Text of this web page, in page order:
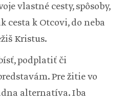
vlastné cesty, spôsoby,
cesta k Otcovi, do neba
Kristus.
podplatiť či
Pre žitie vo
alternatíva. Iba